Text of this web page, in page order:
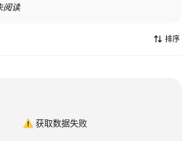
阅读
排序
⚠️ 获取数据失败